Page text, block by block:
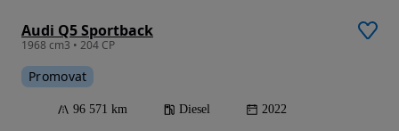
Audi Q5 Sportback
1968 cm3 • 204 CP
Promovat
96 571 km Diesel 2022